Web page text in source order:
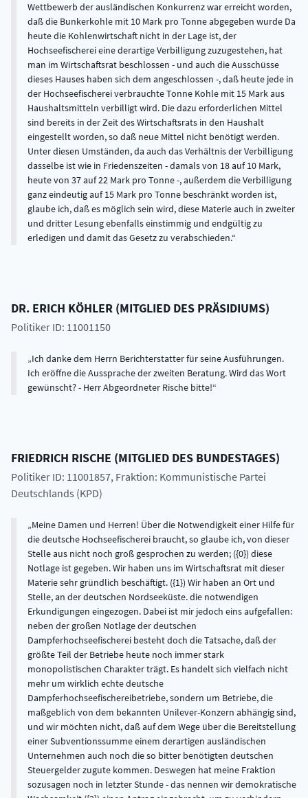
Wettbewerb der ausländischen Konkurrenz war erreicht worden,
daß die Bunkerkohle mit 10 Mark pro Tonne abgegeben wurde Da
heute die Kohlenwirtschaft nicht in der Lage ist, der
Hochseefischerei eine derartige Verbilligung zuzugestehen, hat
man im Wirtschaftsrat beschlossen - und auch die Ausschüsse
dieses Hauses haben sich dem angeschlossen -, daß heute jede in
der Hochseefischerei verbrauchte Tonne Kohle mit 15 Mark aus
Haushaltsmitteln verbilligt wird. Die dazu erforderlichen Mittel
sind bereits in der Zeit des Wirtschaftsrats in den Haushalt
eingestellt worden, so daß neue Mittel nicht benötigt werden.
Unter diesen Umständen, da auch das Verhältnis der Verbilligung
dasselbe ist wie in Friedenszeiten - damals von 18 auf 10 Mark,
heute von 37 auf 22 Mark pro Tonne -, außerdem die Verbilligung
ganz eindeutig auf 15 Mark pro Tonne beschränkt worden ist,
glaube ich, daß es möglich sein wird, diese Materie auch in zweiter
und dritter Lesung ebenfalls einstimmig und endgültig zu
erledigen und damit das Gesetz zu verabschieden.
DR. ERICH KÖHLER (MITGLIED DES PRÄSIDIUMS)
Politiker ID: 11001150
Ich danke dem Herrn Berichterstatter für seine Ausführungen.
Ich eröffne die Aussprache der zweiten Beratung. Wird das Wort
gewünscht? - Herr Abgeordneter Rische bitte!
FRIEDRICH RISCHE (MITGLIED DES BUNDESTAGES)
Politiker ID: 11001857, Fraktion: Kommunistische Partei
Deutschlands (KPD)
Meine Damen und Herren! Über die Notwendigkeit einer Hilfe für
die deutsche Hochseefischerei braucht, so glaube ich, von dieser
Stelle aus nicht noch groß gesprochen zu werden; ({0}) diese
Notlage ist gegeben. Wir haben uns im Wirtschaftsrat mit dieser
Materie sehr gründlich beschäftigt. ({1}) Wir haben an Ort und
Stelle, an der deutschen Nordseeküste. die notwendigen
Erkundigungen eingezogen. Dabei ist mir jedoch eins aufgefallen:
neben der großen Notlage der deutschen
Dampferhochseefischerei besteht doch die Tatsache, daß der
größte Teil der Betriebe heute noch immer stark
monopolistischen Charakter trägt. Es handelt sich vielfach nicht
mehr um wirklich echte deutsche
Dampferhochseefischereibetriebe, sondern um Betriebe, die
maßgeblich von dem bekannten Unilever-Konzern abhängig sind,
und wir möchten nicht, daß auf dem Wege über die Bereitstellung
einer Subventionssumme einem derartigen ausländischen
Unternehmen auch noch die so bitter benötigten deutschen
Steuergelder zugute kommen. Deswegen hat meine Fraktion
sozusagen noch in letzter Stunde - das nennen wir demokratische